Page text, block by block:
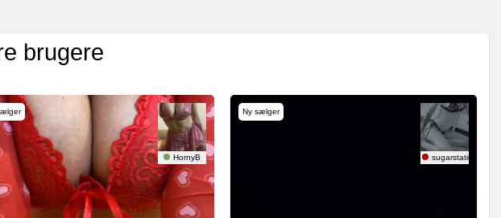
brugere
HornyB
Ny sælger
sugarstatic